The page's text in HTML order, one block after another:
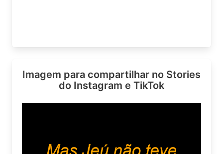
Imagem para compartilhar no Stories
do Instagram e TikTok